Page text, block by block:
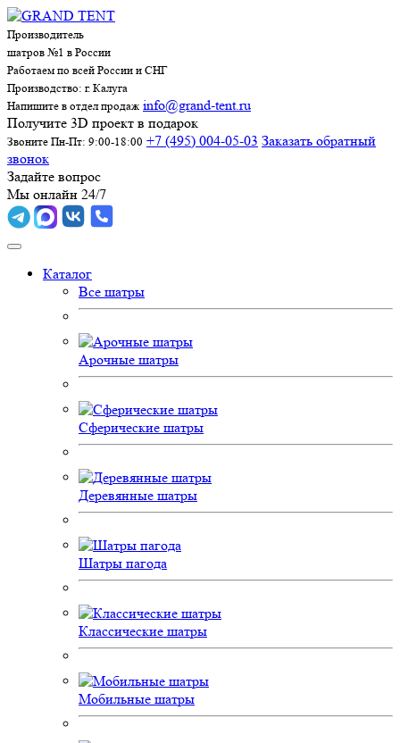
Производитель
шатров №1 в России
Работаем по всей России и СНГ
Производство: г. Калуга
Напишите в отдел продаж info@grand-tent.ru
Получите 3D проект в подарок
Звоните Пн-Пт: 9:00-18:00 +7 (495) 004-05-03 Заказать обратный
звонок
Задайте вопрос
Мы онлайн 24/7
Каталог
Все шатры
Арочные шатры
Сферические шатры
Деревянные шатры
Шатры пагода
Классические шатры
Мобильные шатры